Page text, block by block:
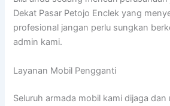
Dekat Pasar Petojo Enclek yang
profesional jangan perlu sungkan
admin kami.
Layanan Mobil Pengganti
Seluruh armada mobil kami dijaga